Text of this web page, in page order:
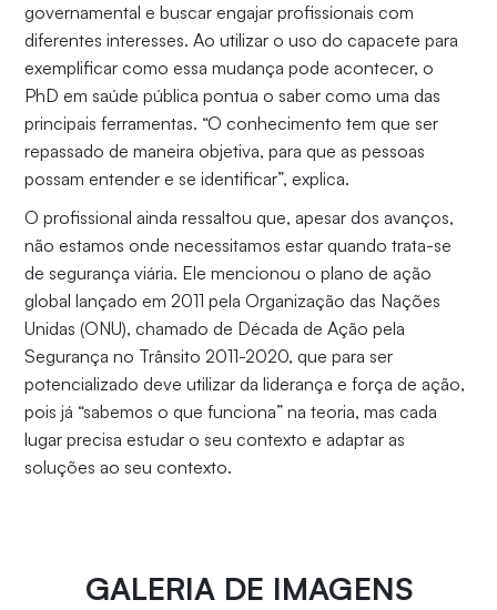
governamental e buscar engajar profissionais com
diferentes interesses. Ao utilizar o uso do capacete para
exemplificar como essa mudança pode acontecer, o
PhD em saúde pública pontua o saber como uma das
principais ferramentas. “O conhecimento tem que ser
repassado de maneira objetiva, para que as pessoas
possam entender e se identificar”, explica.
O profissional ainda ressaltou que, apesar dos avanços,
não estamos onde necessitamos estar quando trata-se
de segurança viária. Ele mencionou o plano de ação
global lançado em 2011 pela Organização das Nações
Unidas (ONU), chamado de Década de Ação pela
Segurança no Trânsito 2011-2020, que para ser
potencializado deve utilizar da liderança e força de ação,
pois já “sabemos o que funciona” na teoria, mas cada
lugar precisa estudar o seu contexto e adaptar as
soluções ao seu contexto.
GALERIA DE IMAGENS